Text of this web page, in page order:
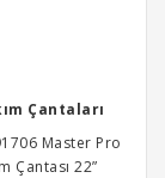
Çantaları
Master Pro
Çantası 22”